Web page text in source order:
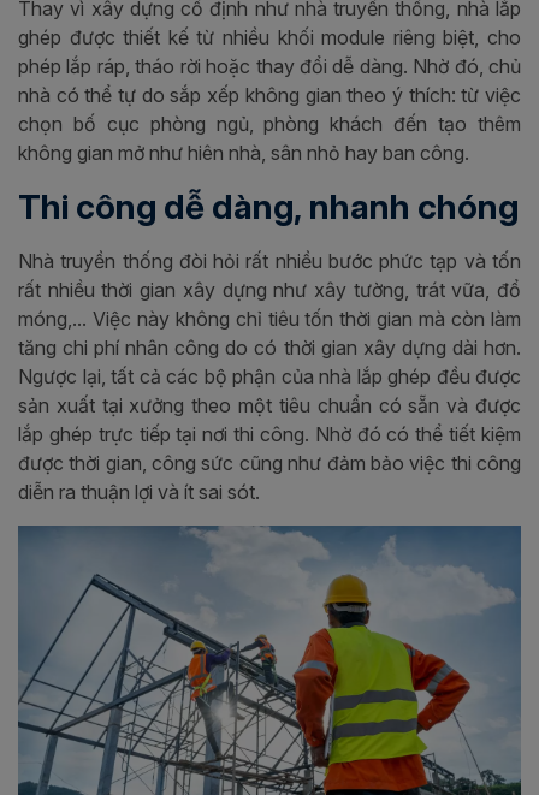
Thay vì xây dựng cố định như nhà truyền thống, nhà lắp
ghép được thiết kế từ nhiều khối module riêng biệt, cho
phép lắp ráp, tháo rời hoặc thay đổi dễ dàng. Nhờ đó, chủ
nhà có thể tự do sắp xếp không gian theo ý thích: từ việc
chọn bố cục phòng ngủ, phòng khách đến tạo thêm
không gian mở như hiên nhà, sân nhỏ hay ban công.
Thi công dễ dàng, nhanh chóng
Nhà truyền thống đòi hỏi rất nhiều bước phức tạp và tốn
rất nhiều thời gian xây dựng như xây tường, trát vữa, đổ
móng,... Việc này không chỉ tiêu tốn thời gian mà còn làm
tăng chi phí nhân công do có thời gian xây dựng dài hơn.
Ngược lại, tất cả các bộ phận của nhà lắp ghép đều được
sản xuất tại xưởng theo một tiêu chuẩn có sẵn và được
lắp ghép trực tiếp tại nơi thi công. Nhờ đó có thể tiết kiệm
được thời gian, công sức cũng như đảm bảo việc thi công
diễn ra thuận lợi và ít sai sót.